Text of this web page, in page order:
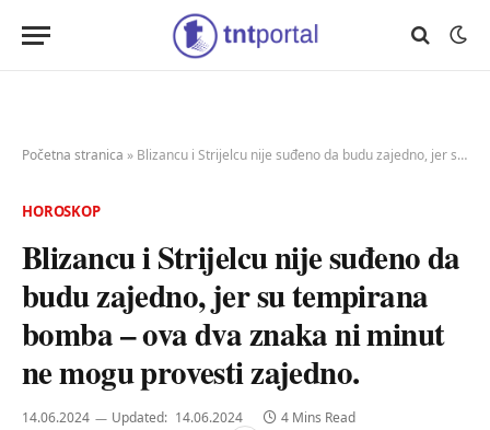
Početna stranica » Blizancu i Strijelcu nije suđeno da budu zajedno, jer su tempirana bomba – ova dva znaka ni minut ne mogu provesti zajedno.
HOROSKOP
Blizancu i Strijelcu nije suđeno da
budu zajedno, jer su tempirana
bomba – ova dva znaka ni minut
ne mogu provesti zajedno.
14.06.2024 Updated: 14.06.2024 4 Mins Read